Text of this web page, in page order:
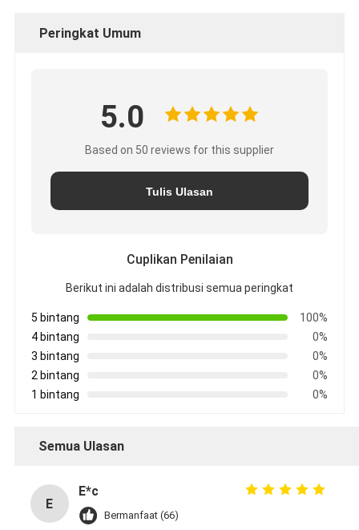
Peringkat Umum
5.0
Based on 50 reviews for this supplier
Tulis Ulasan
Cuplikan Penilaian
Berikut ini adalah distribusi semua peringkat
5 bintang
100%
4 bintang
0%
3 bintang
0%
2 bintang
0%
1 bintang
0%
Semua Ulasan
E
E*c
Bermanfaat (66)